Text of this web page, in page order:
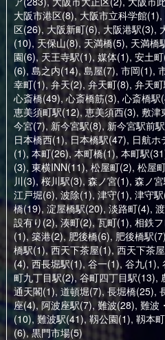
大阪市港区(8), 大阪市立科学館(1),
区(26), 大阪新町(6), 大阪港駅(3),
(10), 天保山(8), 天満橋(5), 天満橋
園(6), 天王寺駅(1), 媒体(1), 安土
(6), 島之内(14), 島屋(7), 市岡(1),
幸町(1), 弁天(2), 弁天町(8), 弁天
心斎橋(49),心斎橋筋(3), 心斎橋駅
恵美須町駅(12), 恵美須西(3), 敷津
今宮(7), 新今宮駅(8), 新今宮駅前
日本橋西(1), 日本橋駅(47), 日航ホ
(1), 本町(26), 本町橋(1), 本町駅
(3), 東横INN(11), 松屋町(2), 松屋
川(3), 桜川駅(3), 森ノ宮(1), 森ノ
江戸堀(6), 波除(1), 津守(1), 津守
橋(19), 淀屋橋駅(20),淡路町(4),
設有り(2), 湊町(2), 瓦町(1), 相鉄
(1), 築港(2), 肥後橋(6), 肥後橋駅(7)
橋駅(1), 西天下茶屋(1), 西天下茶
(4), 西長堀駅(1), 谷一(1), 谷九(1),
町九丁目駅(2), 谷町四丁目駅(13),
通天閣(1), 道頓堀(7), 長堀橋(25),
座(4), 阿波座駅(7),難波(28), 難波
(10), 難波駅(41), 靱公園(1), 靱本
(6),黒門市場(5)